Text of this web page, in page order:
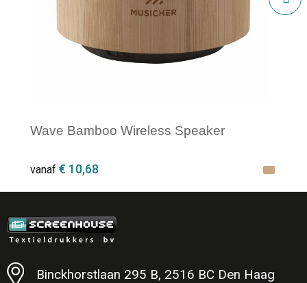
Wave Bamboo Wireless Speaker
vanaf € 10,68
Minimale afname: 1
Binckhorstlaan 295 B, 2516 BC Den Haag